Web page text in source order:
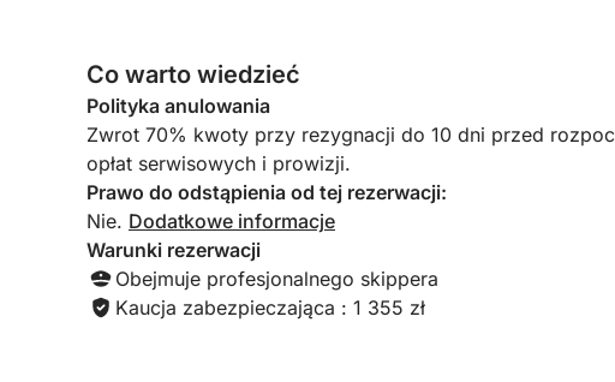
Co warto wiedzieć
Polityka anulowania
Zwrot 70% kwoty przy rezygnacji do 10 dni przed
opłat serwisowych i prowizji.
Prawo do odstąpienia od tej rezerwacji:
Nie. Dodatkowe informacje
Warunki rezerwacji
Obejmuje profesjonalnego skippera
Kaucja zabezpieczająca : 1 355 zł